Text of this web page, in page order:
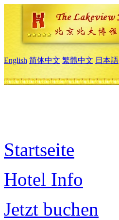
English 简体中文 繁體中文 日本語
Startseite
Hotel Info
Jetzt buchen